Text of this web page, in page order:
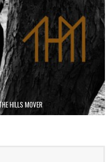
HILLS MOVER